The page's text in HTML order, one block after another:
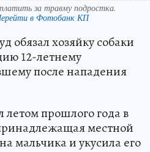
за травму подростка.
в Фотобанк КП
обязал хозяйку собаки
12-летнему
после нападения
прошлого года в
местной
мальчика и укусила его